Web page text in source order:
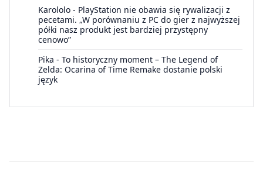
Karololo - PlayStation nie obawia się rywalizacji z
pecetami. „W porównaniu z PC do gier z najwyższej
półki nasz produkt jest bardziej przystępny
cenowo”
Pika - To historyczny moment – The Legend of
Zelda: Ocarina of Time Remake dostanie polski
język